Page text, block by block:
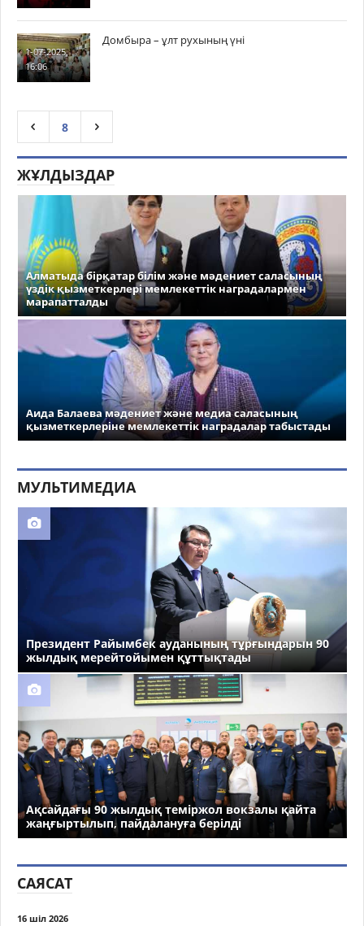
1-07-2025,
16:06
Домбыра – ұлт рухының үні
8
ЖҰЛДЫЗДАР
Алматыда бірқатар білім және мәдениет саласының
үздік қызметкерлері мемлекеттік наградалармен
марапатталды
Аида Балаева мәдениет және медиа саласының
қызметкерлеріне мемлекеттік наградалар табыстады
МУЛЬТИМЕДИА
Президент Райымбек ауданының тұрғындарын 90
жылдық мерейтойымен құттықтады
Ақсайдағы 90 жылдық теміржол вокзалы қайта
жаңғыртылып, пайдалануға берілді
САЯСАТ
16 шіл 2026